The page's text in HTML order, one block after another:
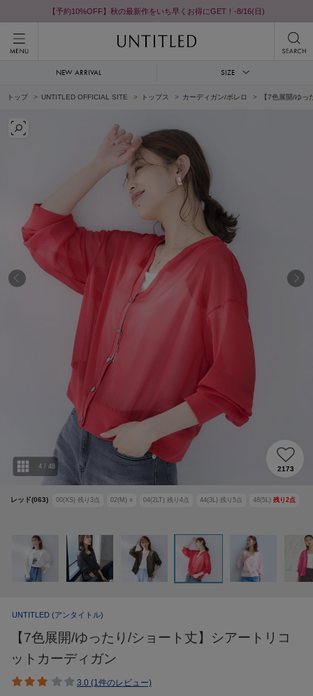
【予約10%OFF】秋の最新作をいち早くお得にGET！-8/16(日)
NEW ARRIVAL SIZE
トップ UNTITLED OFFICIAL SITE トップス カーディガン/ボレロ 【7色展開/ゆ
レッド(063) 00(XS) 残り 3点 02(M) ○ 04(2LT) 残り 4点 44(3L) 残り 5点 48(5L) 残り 2点
4 / 48 2173
UNTITLED (アンタイトル)
【7色展開/ゆったり/ショート丈】シアートリコ
ットカーディガン
3.0 (1件のレビュー)